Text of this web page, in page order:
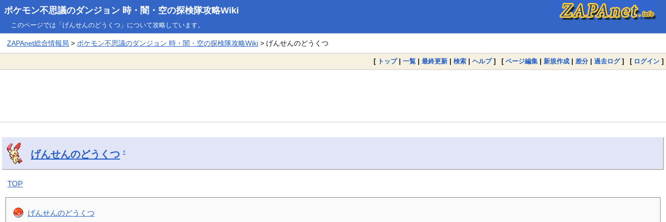
ポケモン不思議のダンジョン 時・闇・空の探検隊攻略Wiki
このページでは「げんせんのどうくつ」について攻略しています。
ZAPAnet総合情報局 >ポケモン不思議のダンジョン 時・闇・空の探検隊攻略Wiki > げんせんのどうくつ
[ トップ| 一覧 | 最終更新 | 検索 | ヘルプ] [ ページ編集 | 新規作成 | 差分 | 過去ログ] [ ログイン ]
げんせんのどうくつ †
TOP
げんせんのどうくつ